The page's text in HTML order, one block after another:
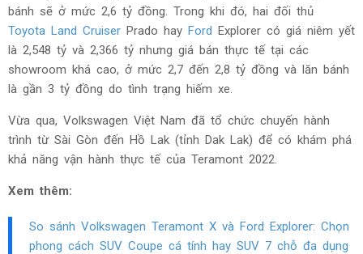
bánh sẽ ở mức 2,6 tỷ đồng. Trong khi đó, hai đối thủ
Toyota Land Cruiser Prado hay Ford Explorer có giá niêm yết
là 2,548 tỷ và 2,366 tỷ nhưng giá bán thực tế tại các
showroom khá cao, ở mức 2,7 đến 2,8 tỷ đồng và lăn bánh
là gần 3 tỷ đồng do tình trạng hiếm xe.
Vừa qua, Volkswagen Việt Nam đã tổ chức chuyến hành
trình từ Sài Gòn đến Hồ Lak (tỉnh Dak Lak) để có khám phá
khả năng vận hành thực tế của Teramont 2022.
Xem thêm:
So sánh Volkswagen Teramont X và Ford Explorer: Chọn
phong cách SUV Coupe cá tính hay SUV 7 chỗ đa dụng